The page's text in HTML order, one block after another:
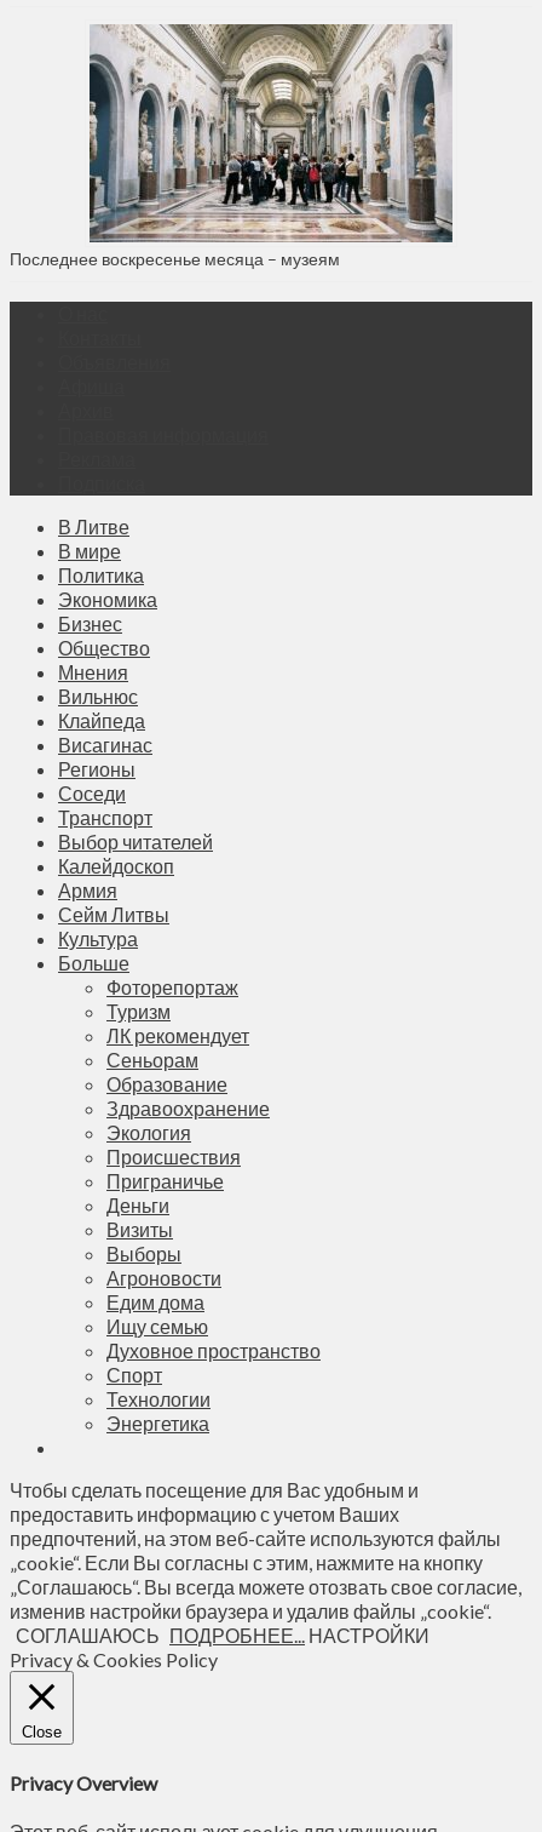
Последнее воскресенье месяца – музеям
В Литве
В мире
Политика
Экономика
Бизнес
Общество
Мнения
Вильнюс
Клайпеда
Висагинас
Регионы
Соседи
Транспорт
Выбор читателей
Калейдоскоп
Армия
Сейм Литвы
Культура
Больше
Фоторепортаж
Туризм
ЛК рекомендует
Сеньорам
Образование
Здравоохранение
Экология
Происшествия
Приграничье
Деньги
Визиты
Выборы
Агроновости
Едим дома
Ищу семью
Духовное пространство
Спорт
Технологии
Энергетика
Чтобы сделать посещение для Вас удобным и
предоставить информацию с учетом Ваших
предпочтений, на этом веб-сайте используются файлы
„cookie“. Если Вы согласны с этим, нажмите на кнопку
„Соглашаюсь“. Вы всегда можете отозвать свое согласие,
изменив настройки браузера и удалив файлы „cookie“.
СОГЛАШАЮСЬ ПОДРОБНЕЕ... НАСТРОЙКИ
Privacy & Cookies Policy
Close
Privacy Overview